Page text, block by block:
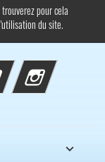
pour cela
du site.
YouTube Instagram
